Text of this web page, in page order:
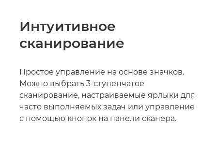
Интуитивное
сканирование
Простое управление на основе значков.
Можно выбрать 3-ступенчатое
сканирование, настраиваемые ярлыки для
часто выполняемых задач или управление
с помощью кнопок на панели сканера.